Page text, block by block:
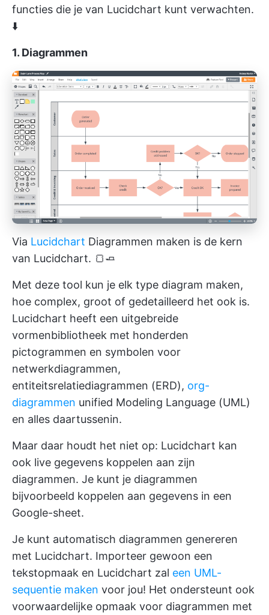
functies die je van Lucidchart kunt verwachten.
⬇️
1. Diagrammen
Via Lucidchart Diagrammen maken is de kern
van Lucidchart. 🍞🧈
Met deze tool kun je elk type diagram maken,
hoe complex, groot of gedetailleerd het ook is.
Lucidchart heeft een uitgebreide
vormenbibliotheek met honderden
pictogrammen en symbolen voor
netwerkdiagrammen,
entiteitsrelatiediagrammen (ERD), org-
diagrammen unified Modeling Language (UML)
en alles daartussenin.
Maar daar houdt het niet op: Lucidchart kan
ook live gegevens koppelen aan zijn
diagrammen. Je kunt je diagrammen
bijvoorbeeld koppelen aan gegevens in een
Google-sheet.
Je kunt automatisch diagrammen genereren
met Lucidchart. Importeer gewoon een
tekstopmaak en Lucidchart zal een UML-
sequentie maken voor jou! Het ondersteunt ook
voorwaardelijke opmaak voor diagrammen met